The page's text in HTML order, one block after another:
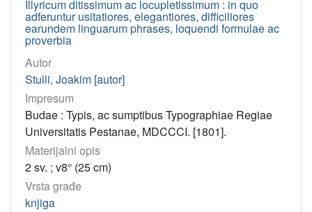
Illyricum ditissimum ac locupletissimum : in quo
adferuntur usitatiores, elegantiores, difficiliores
earundem linguarum phrases, loquendi formulae ac
proverbia
Autor
Stulli, Joakim [autor]
Impresum
Budae : Typis, ac sumptibus Typographiae Regiae
Universitatis Pestanae, MDCCCI. [1801].
Materijalni opis
2 sv. ; v8° (25 cm)
Vrsta građe
knjiga